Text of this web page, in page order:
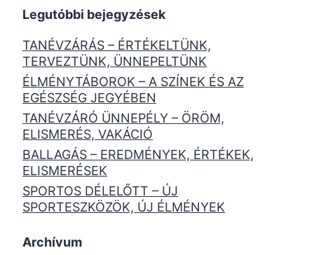
Legutóbbi bejegyzések
TANÉVZÁRÁS – ÉRTÉKELTÜNK,
TERVEZTÜNK, ÜNNEPELTÜNK
ÉLMÉNYTÁBOROK – A SZÍNEK ÉS AZ
EGÉSZSÉG JEGYÉBEN
TANÉVZÁRÓ ÜNNEPÉLY – ÖRÖM,
ELISMERÉS, VAKÁCIÓ
BALLAGÁS – EREDMÉNYEK, ÉRTÉKEK,
ELISMERÉSEK
SPORTOS DÉLELŐTT – ÚJ
SPORTESZKÖZÖK, ÚJ ÉLMÉNYEK
Archívum